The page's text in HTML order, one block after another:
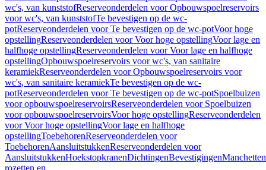
wc's, van kunststofReserveonderdelen voor Opbouwspoelreservoirs
voor wc's, van kunststofTe bevestigen op de wc-
potReserveonderdelen voor Te bevestigen op de wc-potVoor hoge
opstellingReserveonderdelen voor Voor hoge opstellingVoor lage en
halfhoge opstellingReserveonderdelen voor Voor lage en halfhoge
opstellingOpbouwspoelreservoirs voor wc's, van sanitaire
keramiekReserveonderdelen voor Opbouwspoelreservoirs voor
wc's, van sanitaire keramiekTe bevestigen op de wc-
potReserveonderdelen voor Te bevestigen op de wc-potSpoelbuizen
voor opbouwspoelreservoirsReserveonderdelen voor Spoelbuizen
voor opbouwspoelreservoirsVoor hoge opstellingReserveonderdelen
voor Voor hoge opstellingVoor lage en halfhoge
opstellingToebehorenReserveonderdelen voor
ToebehorenAansluitstukkenReserveonderdelen voor
AansluitstukkenHoekstopkranenDichtingenBevestigingenManchetten
rozetten en